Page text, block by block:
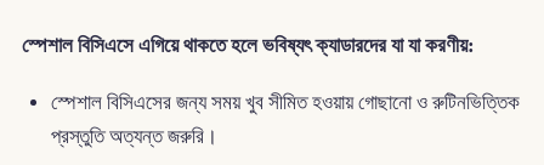
স্পেশাল বিসিএসে এগিয়ে থাকতে হলে ভবিষ্যৎ ক্যাডারদের যা যা করণীয়:
স্পেশাল বিসিএসের জন্য সময় খুব সীমিত হওয়ায় গোছানো ও রুটিনভিত্তিক
প্রস্তুতি অত্যন্ত জরুরি।